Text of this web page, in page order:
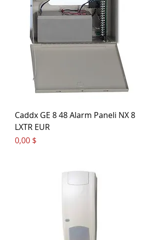
Caddx GE 8 48 Alarm Paneli NX 8
LXTR EUR
Цена
0,00 $